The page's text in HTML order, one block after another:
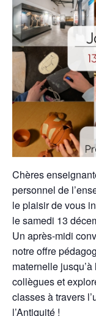
Chères
personnel de
le plaisir de vous
le samedi 13
Un après-midi
notre offre
maternelle
collègues et
classes à travers
l’Antiquité !